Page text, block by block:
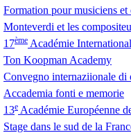
Formation pour musiciens et
Monteverdi et les
17ème Académie
Ton Koopman Academy
Convegno internaziionale di
Accademia fonti e memorie
13e Académie Européenne
Stage dans le sud de la